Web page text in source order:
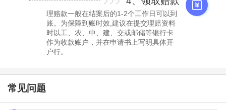
理赔款一般在结案后的1-2个工作日可以到
账。为保障到账时效,建议在提交理赔资料
时以工、农、中、建、交或邮储等银行卡
作为收款账户，并在申请书上写明具体开
户行。
常见问题